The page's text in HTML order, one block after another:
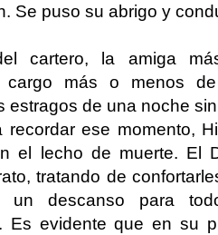
Se puso su abrigo y
cartero, la amiga
cargo más o menos
estragos de una noche
recordar ese momento,
el lecho de muerte. El
tratando de
un descanso para
Es evidente que en su